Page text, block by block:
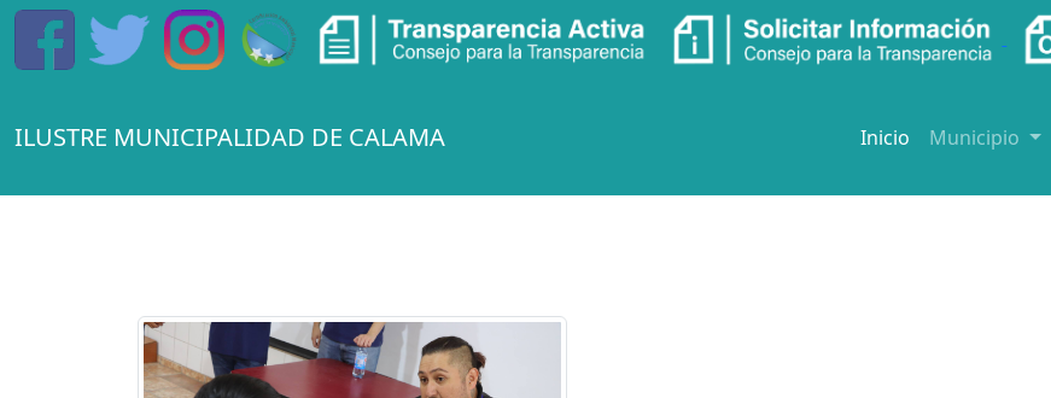
ILUSTRE MUNICIPALIDAD DE CALAMA Inicio Municipio